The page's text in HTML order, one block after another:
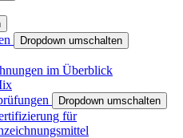
Dropdown umschalten
im Überblick
Dropdown umschalten
für